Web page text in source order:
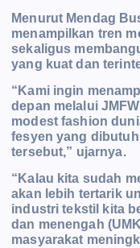
Menurut Mendag
menampilkan tren
sekaligus
yang kuat dan
“Kami ingin
depan melalui
modest fashion
fesyen yang
tersebut,” ujarnya.
“Kalau kita sudah
akan lebih tertarik
industri tekstil kita
dan menengah
masyarakat